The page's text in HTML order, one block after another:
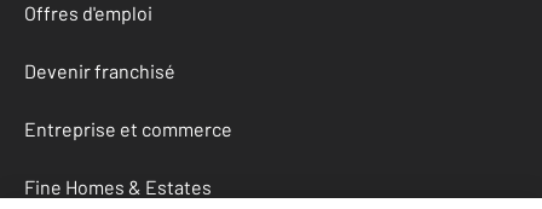
Offres d'emploi
Devenir franchisé
Entreprise et commerce
Fine Homes & Estates